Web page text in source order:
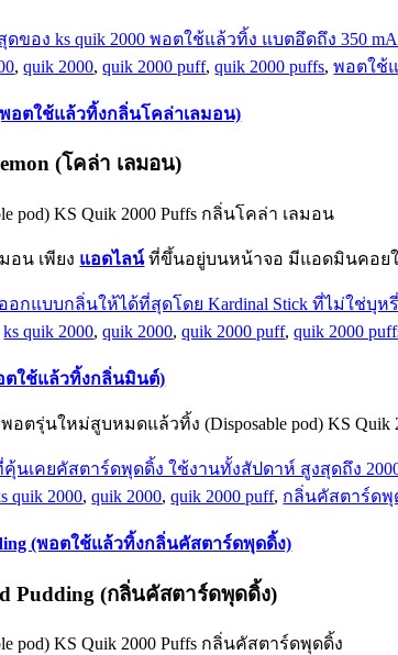
,quik 2000,quik 2000 puff,quik 2000 puffs,พอตใช้
พอตใช้แล้วทิ้งกลิ่นโคล่าเลมอน)
(โคล่า เลมอน)
pod) KS Quik 2000 Puffs กลิ่นโคล่า เลมอน
อน เพียง แอดไลน์ที่ขึ้นอยู่บนหน้าจอ มีแอดมินคอยใ
ks quik 2000,quik 2000,quik 2000 puff,quik 2000
ตใช้แล้วทิ้งกลิ่นมินต์)
อตรุ่นใหม่สูบหมดแล้วทิ้ง (Disposable pod) KS
quik 2000,quik 2000,quik 2000 puff, กลิ่นคัสตาร์ดพุ
(พอตใช้แล้วทิ้งกลิ่นคัสตาร์ดพุดดิ้ง)
Pudding (กลิ่นคัสตาร์ดพุดดิ้ง)
pod) KS Quik 2000 Puffs กลิ่นคัสตาร์ดพุดดิ้ง